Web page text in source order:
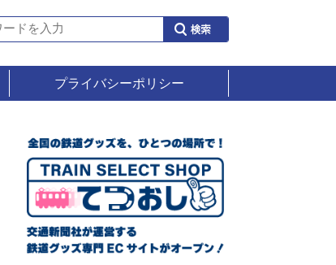
プライバシーポリシー